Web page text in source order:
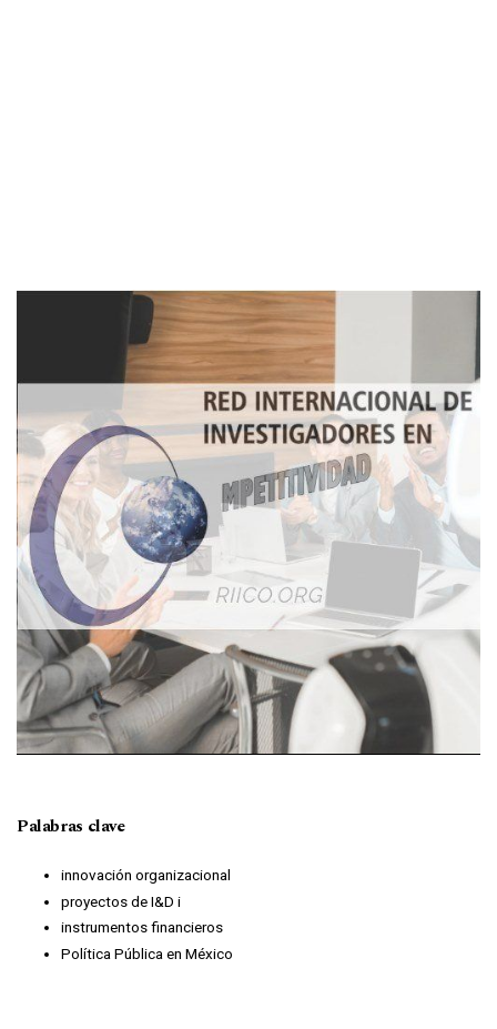
Imagen de portada
Palabras clave
innovación organizacional
proyectos de I&D i
instrumentos financieros
Política Pública en México